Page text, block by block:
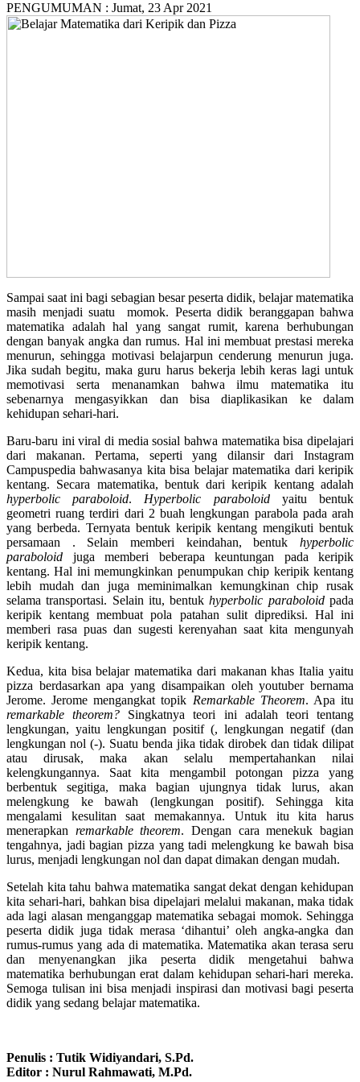
PENGUMUMAN : Jumat, 23 Apr 2021
Sampai saat ini bagi sebagian besar peserta didik, belajar matematika
masih menjadi suatu momok. Peserta didik beranggapan bahwa
matematika adalah hal yang sangat rumit, karena berhubungan
dengan banyak angka dan rumus. Hal ini membuat prestasi mereka
menurun, sehingga motivasi belajarpun cenderung menurun juga.
Jika sudah begitu, maka guru harus bekerja lebih keras lagi untuk
memotivasi serta menanamkan bahwa ilmu matematika itu
sebenarnya mengasyikkan dan bisa diaplikasikan ke dalam
kehidupan sehari-hari.
Baru-baru ini viral di media sosial bahwa matematika bisa dipelajari
dari makanan. Pertama, seperti yang dilansir dari Instagram
Campuspedia bahwasanya kita bisa belajar matematika dari keripik
kentang. Secara matematika, bentuk dari keripik kentang adalah
hyperbolic paraboloid.Hyperbolic paraboloidyaitu bentuk
geometri ruang terdiri dari 2 buah lengkungan parabola pada arah
yang berbeda. Ternyata bentuk keripik kentang mengikuti bentuk
persamaan . Selain memberi keindahan, bentuk hyperbolic
paraboloid juga memberi beberapa keuntungan pada keripik
kentang. Hal ini memungkinkan penumpukan chip keripik kentang
lebih mudah dan juga meminimalkan kemungkinan chip rusak
selama transportasi. Selain itu, bentukhyperbolic paraboloidpada
keripik kentang membuat pola patahan sulit diprediksi. Hal ini
memberi rasa puas dan sugesti kerenyahan saat kita mengunyah
keripik kentang.
Kedua, kita bisa belajar matematika dari makanan khas Italia yaitu
pizza berdasarkan apa yang disampaikan oleh youtuber bernama
Jerome. Jerome mengangkat topik Remarkable Theorem. Apa itu
remarkable theorem? Singkatnya teori ini adalah teori tentang
lengkungan, yaitu lengkungan positif (, lengkungan negatif (dan
lengkungan nol (-). Suatu benda jika tidak dirobek dan tidak dilipat
atau dirusak, maka akan selalu mempertahankan nilai
kelengkungannya. Saat kita mengambil potongan pizza yang
berbentuk segitiga, maka bagian ujungnya tidak lurus, akan
melengkung ke bawah (lengkungan positif). Sehingga kita
mengalami kesulitan saat memakannya. Untuk itu kita harus
menerapkan remarkable theorem. Dengan cara menekuk bagian
tengahnya, jadi bagian pizza yang tadi melengkung ke bawah bisa
lurus, menjadi lengkungan nol dan dapat dimakan dengan mudah.
Setelah kita tahu bahwa matematika sangat dekat dengan kehidupan
kita sehari-hari, bahkan bisa dipelajari melalui makanan, maka tidak
ada lagi alasan menganggap matematika sebagai momok. Sehingga
peserta didik juga tidak merasa ‘dihantui’ oleh angka-angka dan
rumus-rumus yang ada di matematika. Matematika akan terasa seru
dan menyenangkan jika peserta didik mengetahui bahwa
matematika berhubungan erat dalam kehidupan sehari-hari mereka.
Semoga tulisan ini bisa menjadi inspirasi dan motivasi bagi peserta
didik yang sedang belajar matematika.
Penulis : Tutik Widiyandari, S.Pd.
Editor : Nurul Rahmawati, M.Pd.